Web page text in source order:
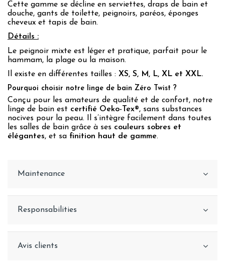
Cette gamme se décline en serviettes, draps de bain et
douche, gants de toilette, peignoirs, paréos, éponges
cheveux et tapis de bain.
Détails :
Le peignoir mixte est léger et pratique, parfait pour le
hammam, la plage ou la maison.
Il existe en différentes tailles : XS, S, M, L, XL et XXL.
Pourquoi choisir notre linge de bain Zéro Twist ?
Conçu pour les amateurs de qualité et de confort, notre
linge de bain est certifié Oeko-Tex®, sans substances
nocives pour la peau. Il s’intègre facilement dans toutes
les salles de bain grâce à ses couleurs sobres et
élégantes, et sa finition haut de gamme.
Maintenance
Responsabilities
Avis clients